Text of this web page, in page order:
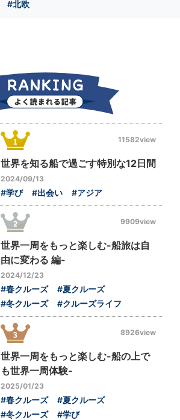
#北欧
11582view
世界を知る船で過ごす特別な12日間
2024/09/13
#学び #出会い #アジア
9909view
世界一周をもっと楽しむ-船旅は自
由に変わる 編-
2024/12/23
#春クルーズ
#夏クルーズ
#冬クルーズ
#クルーズライフ
8926view
世界一周をもっと楽しむ-船の上で
も世界一周体験-
2025/01/23
#春クルーズ
#夏クルーズ
#冬クルーズ
#学び